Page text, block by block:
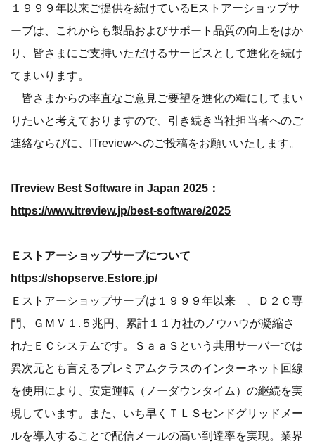
１９９９年以来ご提供を続けているEストアーショップサ
ーブは、これからも製品およびサポート品質の向上をはか
り、皆さまにご支持いただけるサービスとして進化を続け
てまいります。
皆さまからの率直なご意見ご要望を進化の糧にしてまい
りたいと考えておりますので、引き続き当社担当者へのご
連絡ならびに、ITreviewへのご投稿をお願いいたします。
ITreview Best Software in Japan 2025：
https://www.itreview.jp/best-software/2025
Ｅストアーショップサーブについて
https://shopserve.Estore.jp/
Ｅストアーショップサーブは１９９９年以来 、Ｄ２Ｃ専
門、ＧＭＶ１.５兆円、累計１１万社のノウハウが凝縮さ
れたＥＣシステムです。ＳａａＳという共用サーバーでは
異次元とも言えるプレミアムクラスのインターネット回線
を使用により、安定運転（ノーダウンタイム）の継続を実
現しています。また、いち早くＴＬＳセンドグリッドメー
ルを導入することで配信メールの高い到達率を実現。業界